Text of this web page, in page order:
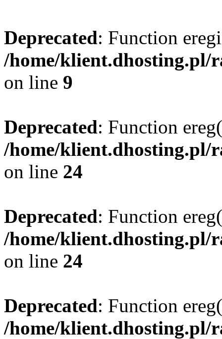
Deprecated: Function
/home/klient.dhosting.pl/
on line 9
Deprecated: Function
/home/klient.dhosting.pl/
on line 24
Deprecated: Function
/home/klient.dhosting.pl/
on line 24
Deprecated: Function
/home/klient.dhosting.pl/